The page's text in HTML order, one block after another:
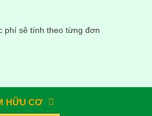
phí sẽ tính theo từng đơn
HỮU CƠ